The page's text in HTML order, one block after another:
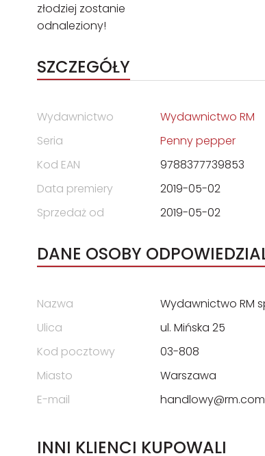
złodziej zostanie
odnaleziony!
SZCZEGÓŁY
Wydawnictwo
Wydawnictwo RM
Seria
Penny pepper
Kod EAN
9788377739853
Data premiery
2019-05-02
Sprzedaż od
2019-05-02
DANE OSOBY
Nazwa
Wydawnictwo RM
Ulica
ul. Mińska 25
Kod pocztowy
03-808
Miasto
Warszawa
E-mail
INNI KLIENCI KUPOWALI